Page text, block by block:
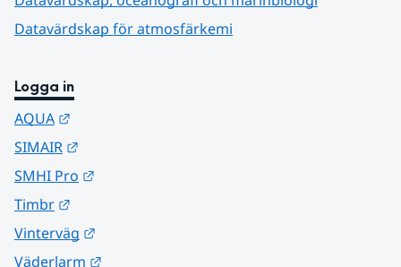
Datavärdskap för atmosfärkemi
Logga in
AQUA
SIMAIR
SMHI Pro
Timbr
Vinterväg
Väderlarm